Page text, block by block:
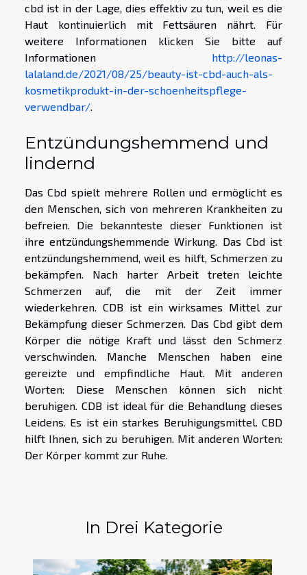
cbd ist in der Lage, dies effektiv zu tun, weil es die
Haut kontinuierlich mit Fettsäuren nährt. Für
weitere Informationen klicken Sie bitte auf
Informationen http://leonas-
lalaland.de/2021/08/25/beauty-ist-cbd-auch-als-
kosmetikprodukt-in-der-schoenheitspflege-
verwendbar/
Entzündungshemmend und
lindernd
Das Cbd spielt mehrere Rollen und ermöglicht es
den Menschen, sich von mehreren Krankheiten zu
befreien. Die bekannteste dieser Funktionen ist
ihre entzündungshemmende Wirkung. Das Cbd ist
entzündungshemmend, weil es hilft, Schmerzen zu
bekämpfen. Nach harter Arbeit treten leichte
Schmerzen auf, die mit der Zeit immer
wiederkehren. CDB ist ein wirksames Mittel zur
Bekämpfung dieser Schmerzen. Das Cbd gibt dem
Körper die nötige Kraft und lässt den Schmerz
verschwinden. Manche Menschen haben eine
gereizte und empfindliche Haut. Mit anderen
Worten: Diese Menschen können sich nicht
beruhigen. CDB ist ideal für die Behandlung dieses
Leidens. Es ist ein starkes Beruhigungsmittel. CBD
hilft Ihnen, sich zu beruhigen. Mit anderen Worten:
Der Körper kommt zur Ruhe.
In Drei Kategorie